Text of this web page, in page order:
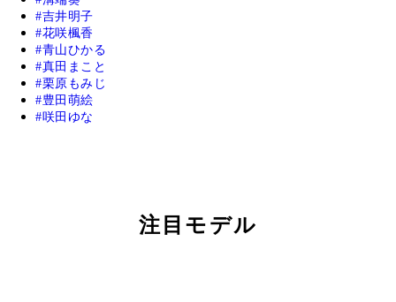
吉井明子
花咲楓香
青山ひかる
真田まこと
栗原もみじ
豊田萌絵
咲田ゆな
注目モデル